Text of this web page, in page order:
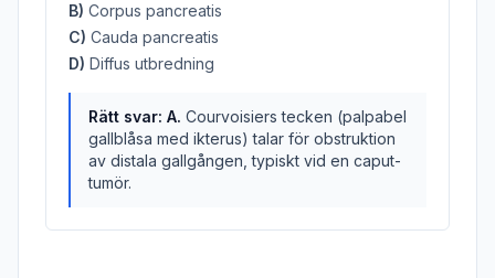
B) Corpus pancreatis
C) Cauda pancreatis
D) Diffus utbredning
Rätt svar: A. Courvoisiers tecken (palpabel
gallblåsa med ikterus) talar för obstruktion
av distala gallgången, typiskt vid en caput-
tumör.